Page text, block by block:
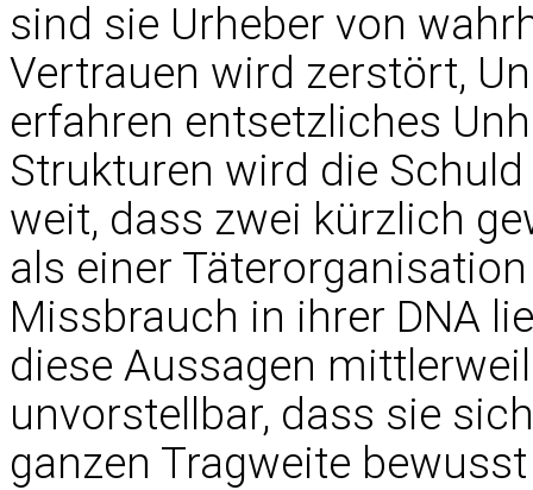
sind sie Urheber von
Vertrauen wird zerstört,
erfahren entsetzliches
Strukturen wird die
weit, dass zwei kürzlich
als einer
Missbrauch in ihrer DNA
diese Aussagen
unvorstellbar, dass sie
ganzen Tragweite